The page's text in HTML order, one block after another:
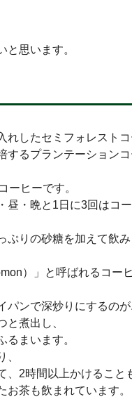
思います。
したセミフォレストコ
るプランテーション
ーヒーです。
・晩と1日に3回はコー
りの砂糖を加えて飲み
）」と呼ばれるコー
ンで深炒りにするのが
煮出し、
まいます。
、
2時間以上かけること
茶も飲まれています。